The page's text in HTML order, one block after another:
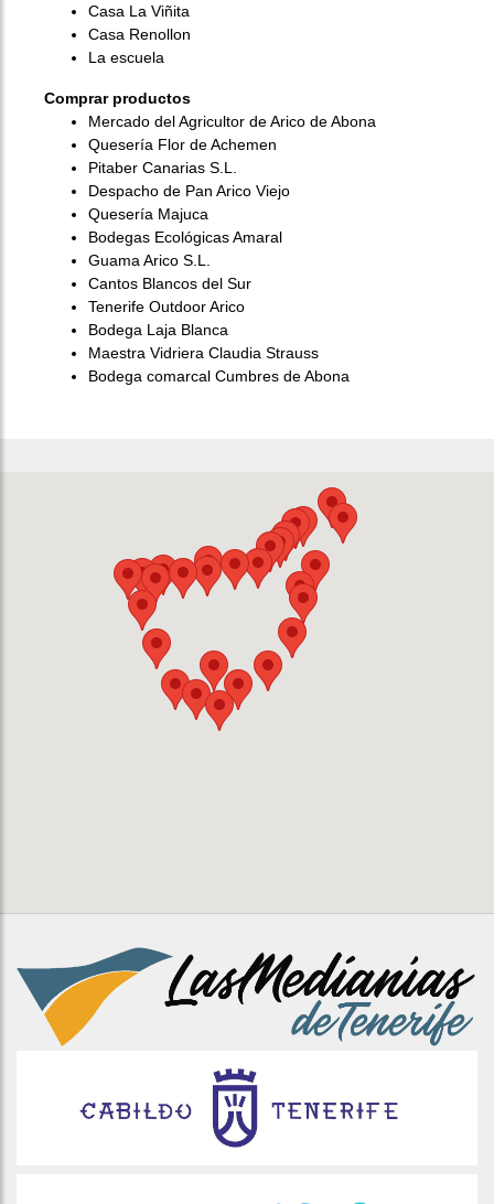
Casa La Viñita
Casa Renollon
La escuela
Comprar productos
Mercado del Agricultor de Arico de Abona
Quesería Flor de Achemen
Pitaber Canarias S.L.
Despacho de Pan Arico Viejo
Quesería Majuca
Bodegas Ecológicas Amaral
Guama Arico S.L.
Cantos Blancos del Sur
Tenerife Outdoor Arico
Bodega Laja Blanca
Maestra Vidriera Claudia Strauss
Bodega comarcal Cumbres de Abona